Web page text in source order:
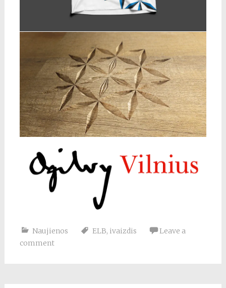
Naujienos ELB, ivaizdis
Leave a
comment